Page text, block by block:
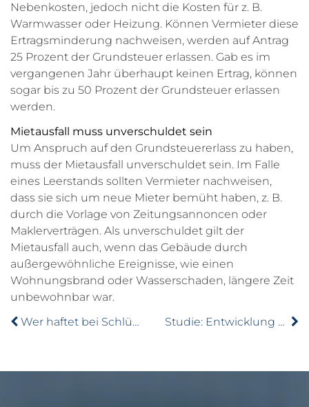
Nebenkosten, jedoch nicht die Kosten für z. B.
Warmwasser oder Heizung. Können Vermieter diese
Ertragsminderung nachweisen, werden auf Antrag
25 Prozent der Grundsteuer erlassen. Gab es im
vergangenen Jahr überhaupt keinen Ertrag, können
sogar bis zu 50 Prozent der Grundsteuer erlassen
werden.
Mietausfall muss unverschuldet sein
Um Anspruch auf den Grundsteuererlass zu haben,
muss der Mietausfall unverschuldet sein. Im Falle
eines Leerstands sollten Vermieter nachweisen,
dass sie sich um neue Mieter bemüht haben, z. B.
durch die Vorlage von Zeitungsannoncen oder
Maklerverträgen. Als unverschuldet gilt der
Mietausfall auch, wenn das Gebäude durch
außergewöhnliche Ereignisse, wie einen
Wohnungsbrand oder Wasserschaden, längere Zeit
unbewohnbar war.
Wer haftet bei Schlüsselverlust?
Studie: Entwicklung der Baulandkosten